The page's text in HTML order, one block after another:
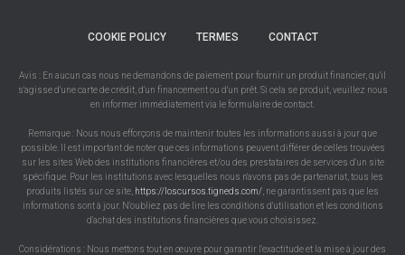
COOKIE POLICY TERMES CONTACT
Avis : En aucun cas nous ne demandons de paiement pour fournir un produit financier, qu'il
s'agisse d'une carte de crédit, d'un financement ou d'un prêt. Si cela se produit, veuillez nous
en informer immédiatement via le formulaire de contact.
Remarque : Nous nous efforçons de maintenir toutes les informations aussi à jour que
possible. Il est important de noter que ces informations peuvent différer de celles trouvées
sur les sites Web des institutions financières et/ou des prestataires de services d'un site
spécifique. Pour les institutions avec lesquelles nous n'avons pas de partenariat, tous les
produits listés sur ce site, https://loscursos.tigneds.com/ , ne garantissent pas que les
informations sont à jour. N'oubliez pas de lire les conditions d'utilisation et les conditions
d'achat des institutions financières que vous choisissez.
Considérations : Nous mettons tout en œuvre pour garantir l'exactitude et la mise à jour des